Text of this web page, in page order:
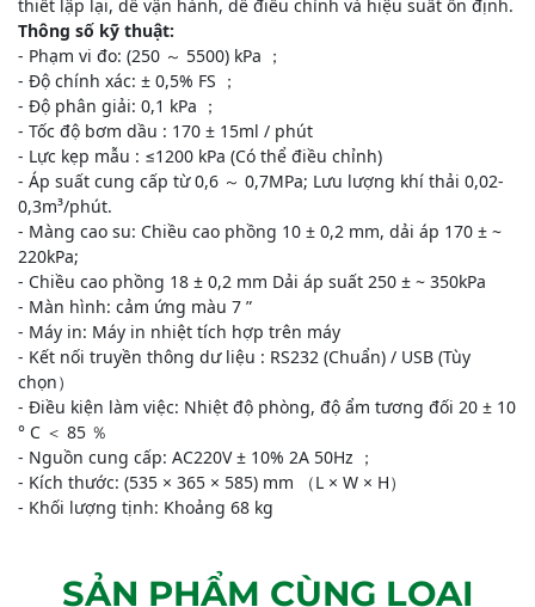
thiết lập lại, dễ vận hành, dễ điều chỉnh và hiệu suất ổn định.
Thông số kỹ thuật:
- Phạm vi đo: (250 ～ 5500) kPa ；
- Độ chính xác: ± 0,5% FS ；
- Độ phân giải: 0,1 kPa ；
- Tốc độ bơm dầu : 170 ± 15ml / phút
- Lực kẹp mẫu : ≤1200 kPa (Có thể điều chỉnh)
- Áp suất cung cấp từ 0,6 ～ 0,7MPa; Lưu lượng khí thải 0,02-
0,3m³/phút.
- Màng cao su: Chiều cao phồng 10 ± 0,2 mm, dải áp 170 ± ~
220kPa;
- Chiều cao phồng 18 ± 0,2 mm Dải áp suất 250 ± ~ 350kPa
- Màn hình: cảm ứng màu 7 ”
- Máy in: Máy in nhiệt tích hợp trên máy
- Kết nối truyền thông dư liệu : RS232 (Chuẩn) / USB (Tùy
chọn）
- Điều kiện làm việc: Nhiệt độ phòng, độ ẩm tương đối 20 ± 10
° C ＜ 85 ％
- Nguồn cung cấp: AC220V ± 10% 2A 50Hz ；
- Kích thước: (535 × 365 × 585) mm （L × W × H）
- Khối lượng tịnh: Khoảng 68 kg
SẢN PHẨM CÙNG LOẠI